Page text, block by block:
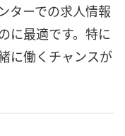
ターでの求人情報
に最適です。特に
に働くチャンスが